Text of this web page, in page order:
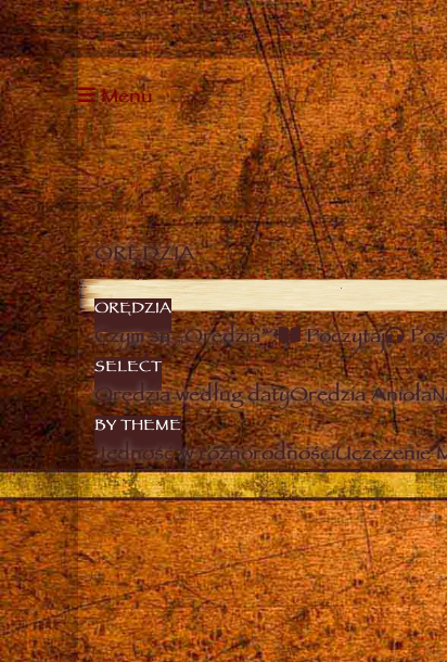
Menu
ORĘDZIA
ORĘDZIA
Czym są „Orędzia”? Poczytaj
SELECT
Orędzia według datyOrędzia Anioła
BY THEME
Jedność w różnorodnościUczczenie